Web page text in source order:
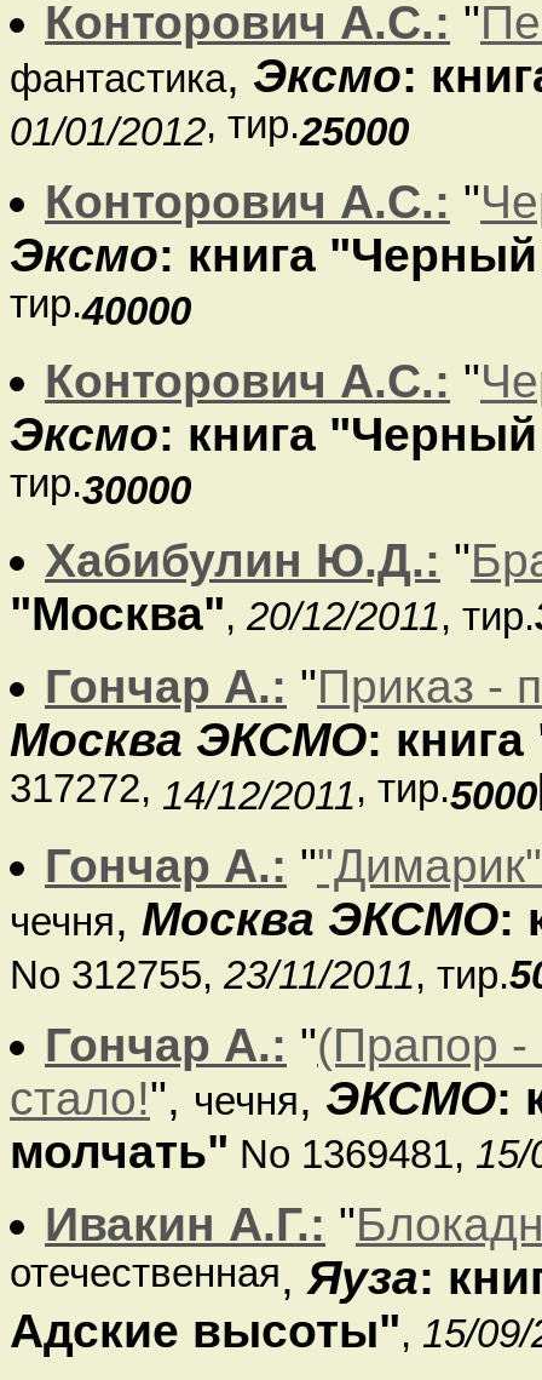
Конторович А.С.: "
фантастика, Эксмо:
01/01/2012, тир.25000
Конторович А.С.: "
Эксмо: книга
тир.40000
Конторович А.С.: "
Эксмо: книга
тир.30000
Хабибулин Ю.Д.: "
"Москва", 20/12/2011, тир.
Гончар А.: "Приказ -
Москва ЭКСМО:
317272, 14/12/2011, тир.5000
Гончар А.: "
чечня, Москва ЭКСМО:
No 312755, 23/11/2011, тир.
Гончар А.: "(Прапор -
стало!", чечня, ЭКСМО:
молчать" No 1369481, 15/
Ивакин А.Г.: "
отечественная, Яуза:
Адские высоты", 15/09/